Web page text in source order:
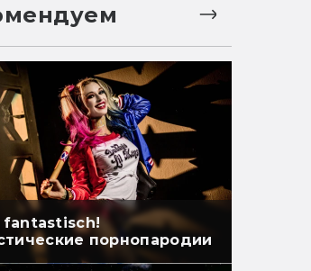
fantastisch!
порнопародии